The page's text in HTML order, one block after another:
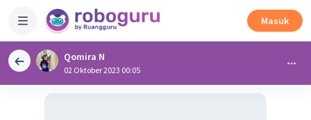
Masuk
Qomira N
02 Oktober 2023 00:05